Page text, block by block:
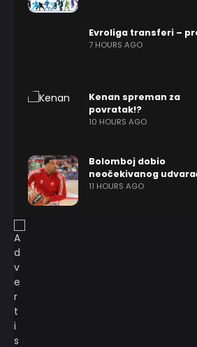
Evroliga transferi –
7 HOURS AGO
Kenan spreman za
povratak!?
10 HOURS AGO
Bolomboj dobio
neočekivanog
11 HOURS AGO